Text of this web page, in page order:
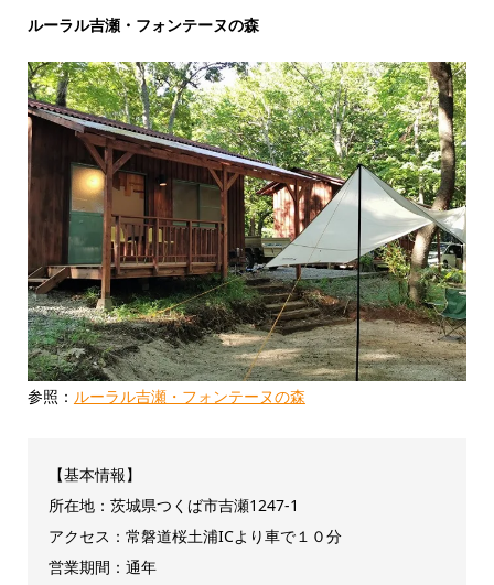
ルーラル吉瀬・フォンテーヌの森
参照： ルーラル吉瀬・フォンテーヌの森
【基本情報】
所在地：茨城県つくば市吉瀬1247-1
アクセス：常磐道桜土浦ICより車で１０分
営業期間：通年